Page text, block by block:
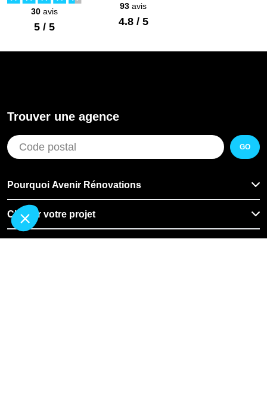
30 avis
5 / 5
93 avis
4.8 / 5
Trouver une agence
GO
Pourquoi Avenir Rénovations
Chiffrer votre projet